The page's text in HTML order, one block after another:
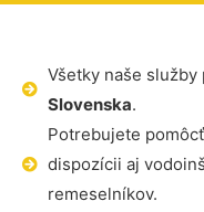
Všetky naše
Slovenska.
Potrebujete
dispozícii aj
remeselníkov.